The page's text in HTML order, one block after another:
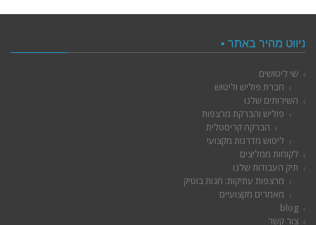
ניווט מהיר באתר •
שי ליטושים
חברת פוליש וליטוש
השירותים שלנו
פוליש והברקת מרצפות
הברקה קריסטלית
ליטוש מדרגות מקצועי
לקוחות ממליצים
תיק העבודות שלנו
מרצפות עתיקות: חנות בוטיק
מאמרים מקצועיים
blog
צור קשר